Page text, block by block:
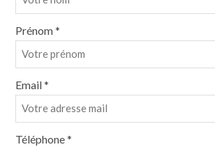
Prénom *
Email *
Téléphone *